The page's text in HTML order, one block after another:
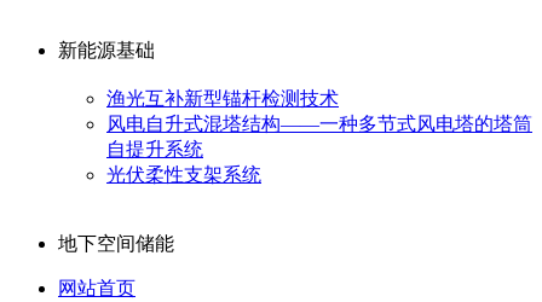
新能源基础
渔光互补新型锚杆检测技术
风电自升式混塔结构——一种多节式风电塔的塔筒
自提升系统
光伏柔性支架系统
地下空间储能
网站首页